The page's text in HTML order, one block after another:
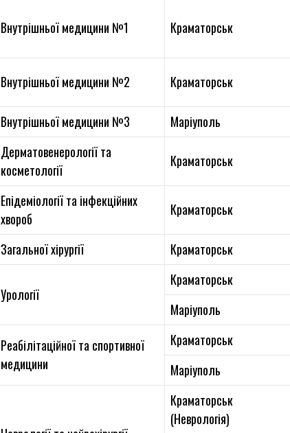
Внутрішньої медицини №1 Краматорськ
Внутрішньої медицини №2 Краматорськ
Внутрішньої медицини №3 Маріуполь
Дерматовенерології та
косметології
Краматорськ
Епідеміології та інфекційних
хвороб
Краматорськ
Загальної хірургії Краматорськ
Урології
Краматорськ
Маріуполь
Реабілітаційної та спортивної
медицини
Краматорськ
Маріуполь
Краматорськ
(Неврологія)